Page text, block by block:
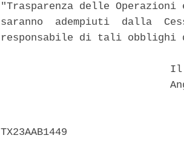
"Trasparenza delle
saranno  adempiuti  dalla
responsabile di tali obblighi